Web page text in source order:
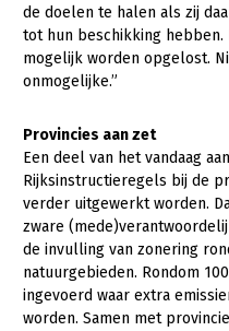
de doelen te halen als zij
tot hun beschikking
mogelijk worden opgelost.
onmogelijke.”
Provincies aan zet
Een deel van het vandaag
Rijksinstructieregels bij de
verder uitgewerkt worden.
zware
de invulling van zonering
natuurgebieden. Rondom
ingevoerd waar extra
worden. Samen met